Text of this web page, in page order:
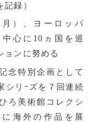
記録）
）、ヨーロッパ
中心に10ヵ国を巡
ョンに努める
念特別企画として
シリｰズを７回連続
ろ美術館コレクシ
に海外の作品を展